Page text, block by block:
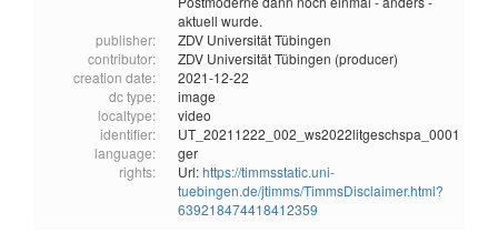
aktuell wurde.
publisher:
ZDV Universität Tübingen
contributor:
ZDV Universität Tübingen (producer)
creation date:
2021-12-22
dc type:
image
localtype:
video
identifier:
UT_20211222_002_ws2022litgeschspa_0001
language:
ger
rights:
Url:https://timmsstatic.uni-
tuebingen.de/jtimms/TimmsDisclaimer.html?
639218474418412359